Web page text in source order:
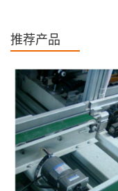
推荐产品